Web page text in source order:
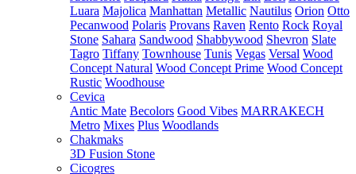
Luara Majolica Manhattan Metallic Nautilus Orion Otto
Pecanwood Polaris Provans Raven Rento Rock Royal
Stone Sahara Sandwood Shabbywood Shevron Slate
Tagro Tiffany Townhouse Tunis Vegas Versal Wood
Concept Natural Wood Concept Prime Wood Concept
Rustic Woodhouse
Cevica
Antic Mate Becolors Good Vibes MARRAKECH
Metro Mixes Plus Woodlands
Chakmaks
3D Fusion Stone
Cicogres